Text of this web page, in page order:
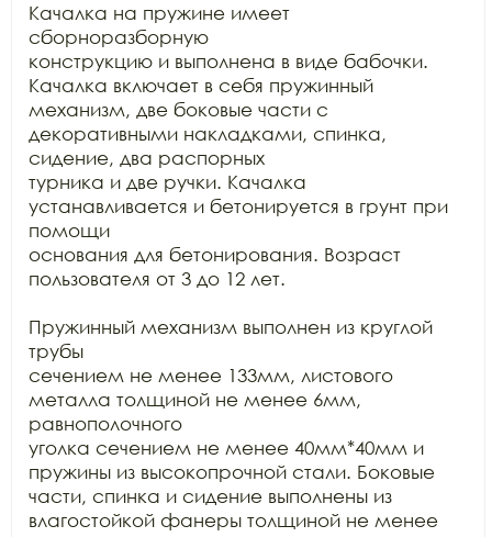
Качалка на пружине имеет
сборноразборную
конструкцию и выполнена в виде бабочки.
Качалка включает в себя пружинный
механизм, две боковые части с
декоративными накладками, спинка,
сидение, два распорных
турника и две ручки. Качалка
устанавливается и бетонируется в грунт при
помощи
основания для бетонирования. Возраст
пользователя от 3 до 12 лет.
Пружинный механизм выполнен из круглой
трубы
сечением не менее 133мм, листового
металла толщиной не менее 6мм,
равнополочного
уголка сечением не менее 40мм*40мм и
пружины из высокопрочной стали. Боковые
части, спинка и сидение выполнены из
влагостойкой фанеры толщиной не менее